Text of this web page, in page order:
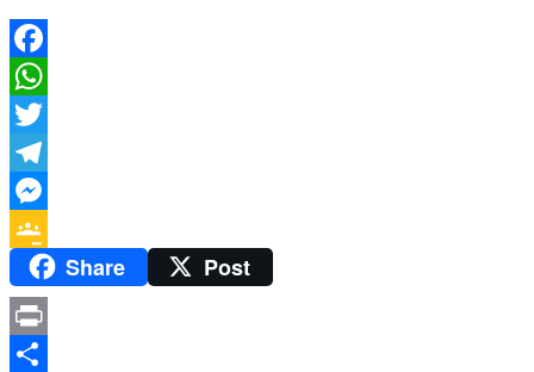
Facebook
WhatsApp
Twitter
Telegram
Messenger
Google
Classroom
Share Post
Print